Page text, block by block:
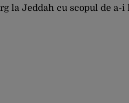
la Jeddah cu scopul de a-